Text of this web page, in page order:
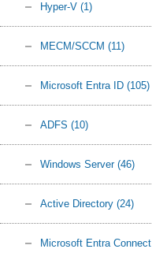
Hyper-V (1)
MECM/SCCM (11)
Microsoft Entra ID (105)
ADFS (10)
Windows Server (46)
Active Directory (24)
Microsoft Entra Connect